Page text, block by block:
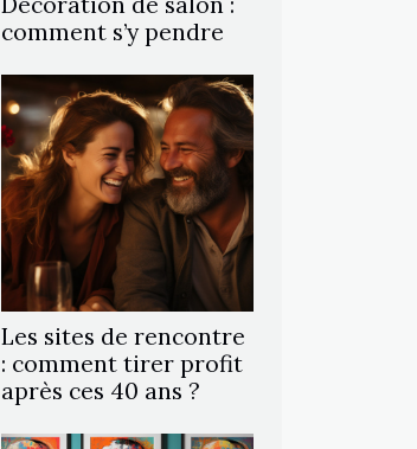
comment s’y pendre
Les sites de rencontre
: comment tirer profit
après ces 40 ans ?